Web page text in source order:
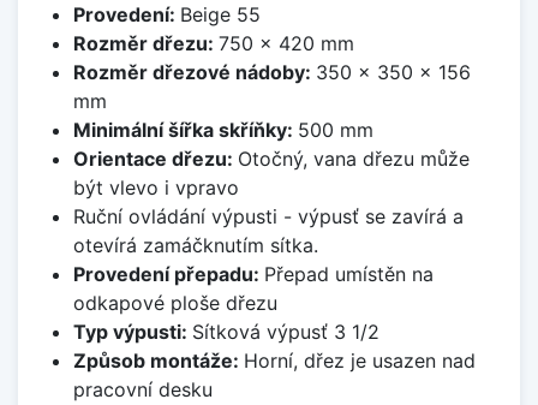
Provedení: Beige 55
Rozměr dřezu: 750 x 420 mm
Rozměr dřezové nádoby: 350 x 350 x 156
mm
Minimální šířka skříňky: 500 mm
Orientace dřezu: Otočný, vana dřezu může
být vlevo i vpravo
Ruční ovládání výpusti - výpusť se zavírá a
otevírá zamáčknutím sítka.
Provedení přepadu: Přepad umístěn na
odkapové ploše dřezu
Typ výpusti: Sítková výpusť 3 1/2
Způsob montáže: Horní, dřez je usazen nad
pracovní desku